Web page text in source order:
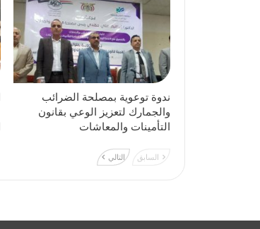
ندوة توعوية بمصلحة الضرائب
والجمارك لتعزيز الوعي بقانون
التأمينات والمعاشات
السابق التالي